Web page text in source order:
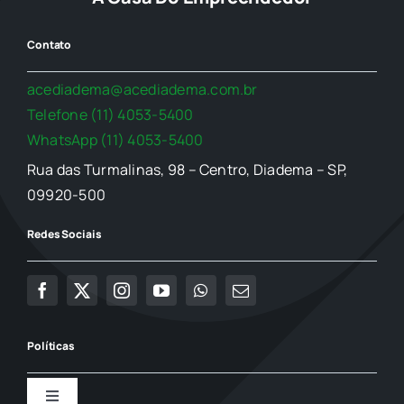
Contato
acediadema@acediadema.com.br
Telefone (11) 4053-5400
WhatsApp (11) 4053-5400
Rua das Turmalinas, 98 – Centro, Diadema – SP,
09920-500
Redes Sociais
Políticas